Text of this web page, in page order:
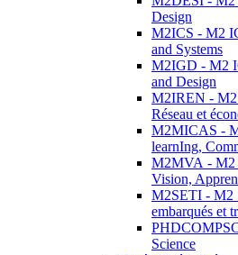
Design
M2ICS - M2
and Systems
M2IGD - M2
and Design
M2IREN - M2
Réseau et
M2MICAS -
learnIng,
M2MVA - M2
Vision,
M2SETI - M2
embarqués et
Science